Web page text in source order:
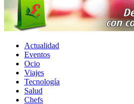
Actualidad
Eventos
Ocio
Viajes
Tecnología
Salud
Chefs